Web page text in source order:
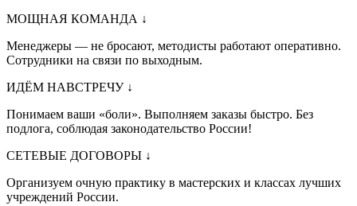
МОЩНАЯ КОМАНДА ↓
Менеджеры — не бросают, методисты работают оперативно.
Сотрудники на связи по выходным.
ИДЁМ НАВСТРЕЧУ ↓
Понимаем ваши «боли». Выполняем заказы быстро. Без
подлога, соблюдая законодательство России!
СЕТЕВЫЕ ДОГОВОРЫ ↓
Организуем очную практику в мастерских и классах лучших
учреждений России.